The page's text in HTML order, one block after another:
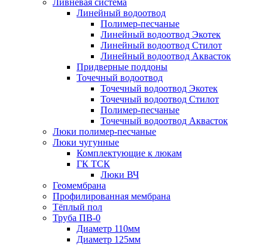
Линейный водоотвод
Полимер-песчаные
Линейный водоотвод Экотек
Линейный водоотвод Стилот
Линейный водоотвод Аквасток
Придверные поддоны
Точечный водоотвод
Точечный водоотвод Экотек
Точечный водоотвод Стилот
Полимер-песчаные
Точечный водоотвод Аквасток
Люки полимер-песчаные
Люки чугунные
Комплектующие к люкам
ГК ТСК
Люки ВЧ
Геомембрана
Профилированная мембрана
Тёплый пол
Труба ПВ-0
Диаметр 110мм
Диаметр 125мм